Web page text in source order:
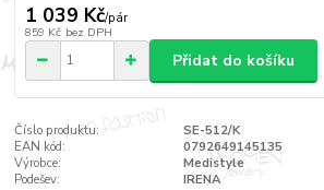
1 039 Kč/pár
859 Kč bez DPH
Přidat do košíku
Číslo produktu:
SE-512/K
EAN kód:
0792649145135
Výrobce:
Medistyle
Podešev:
IRENA